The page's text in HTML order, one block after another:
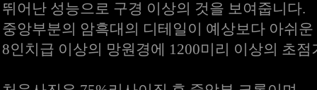
뛰어난 성능으로 구경 이상의 것을 보여줍니다.
중앙부분의 암흑대의 디테일이 예상보다 아쉬
8인치급 이상의 망원경에 1200미리 이상의 초